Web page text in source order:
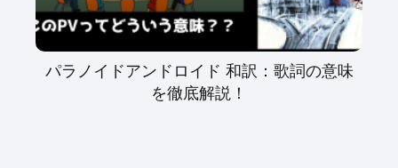
パラノイドアンドロイド 和訳：歌詞の意味
を徹底解説！